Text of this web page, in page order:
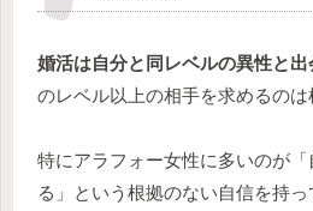
婚活は自分と同レベルの異性と出
のレベル以上の相手を求めるのは
特にアラフォー女性に多いのが
る」という根拠のない自信を持